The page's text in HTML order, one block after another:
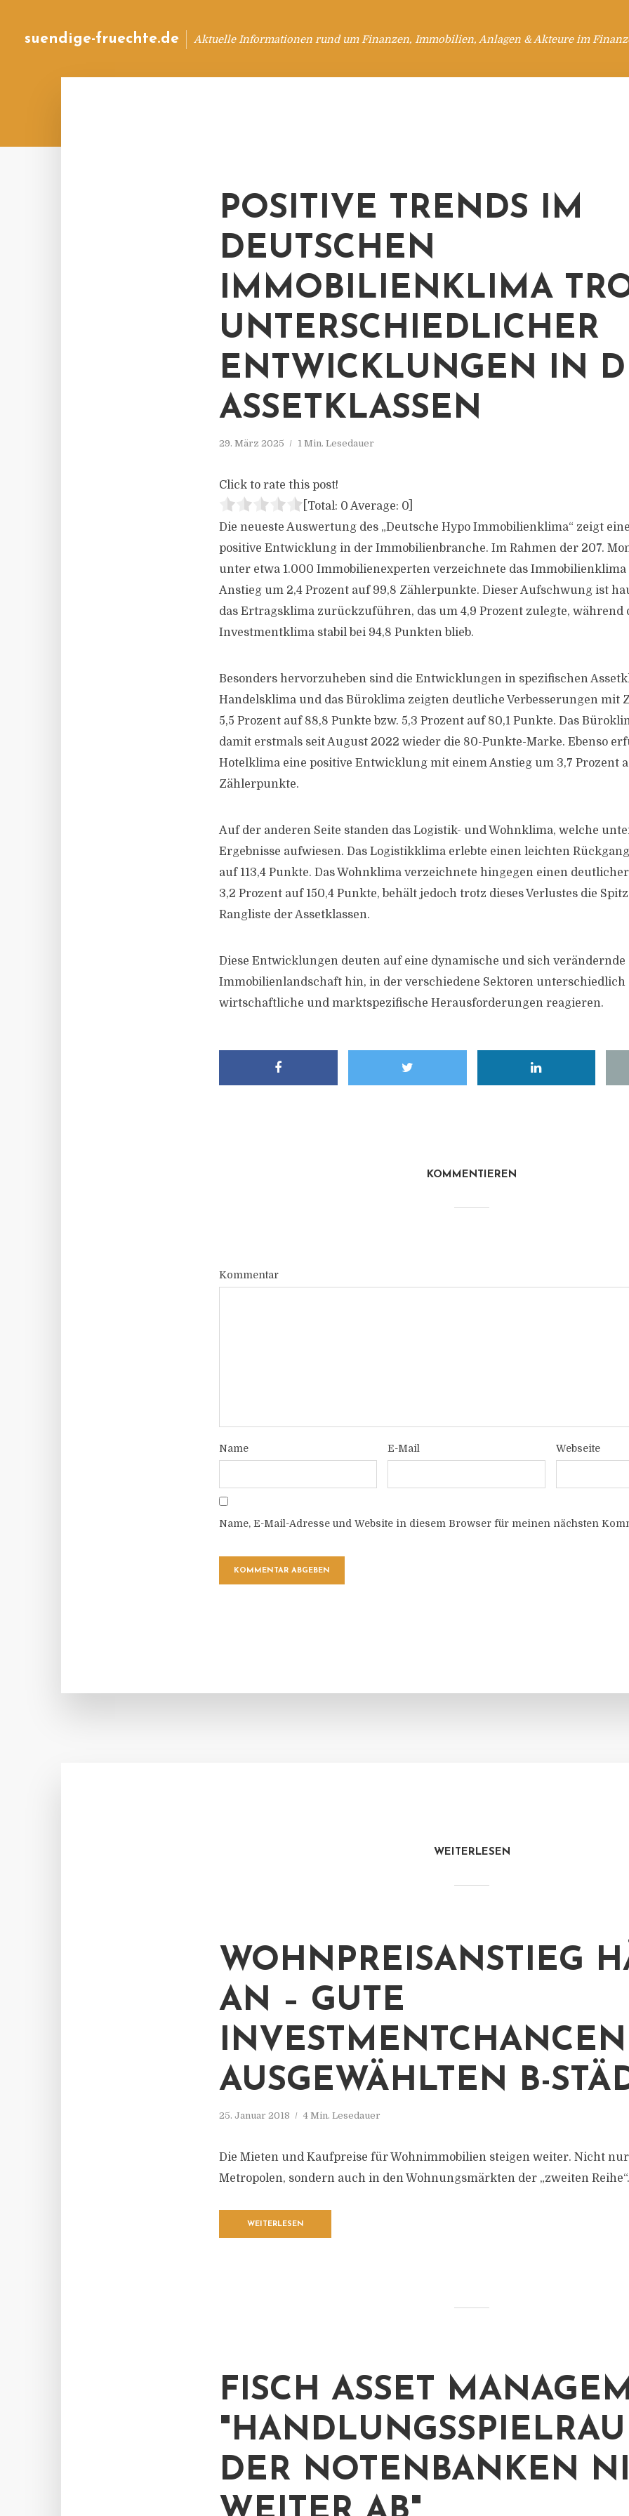
suendige-fruechte.de Aktuelle Informationen rund um Finanzen, Immobilien, Anlagen & Akteure im
POSITIVE TRENDS IM
DEUTSCHEN
IMMOBILIENKLIMA
UNTERSCHIEDLICHER
ENTWICKLUNGEN IN
ASSETKLASSEN
29. März 2025 1 Min. Lesedauer
Click to rate this post!
[Total: 0 Average: 0
Die neueste Auswertung des „Deutsche Hypo Immobilienklima“ zeigt
positive Entwicklung in der Immobilienbranche. Im Rahmen der 207.
unter etwa 1.000 Immobilienexperten verzeichnete das
Anstieg um 2,4 Prozent auf 99,8 Zählerpunkte. Dieser Aufschwung ist
das Ertragsklima zurückzuführen, das um 4,9 Prozent zulegte, während
Investmentklima stabil bei 94,8 Punkten blieb.
Besonders hervorzuheben sind die Entwicklungen in spezifischen
Handelsklima und das Büroklima zeigten deutliche Verbesserungen mit
5,5 Prozent auf 88,8 Punkte bzw. 5,3 Prozent auf 80,1 Punkte. Das
damit erstmals seit August 2022 wieder die 80-Punkte-Marke. Ebenso
Hotelklima eine positive Entwicklung mit einem Anstieg um 3,7 Prozent
Zählerpunkte.
Auf der anderen Seite standen das Logistik- und Wohnklima, welche
Ergebnisse aufwiesen. Das Logistikklima erlebte einen leichten
auf 113,4 Punkte. Das Wohnklima verzeichnete hingegen einen
3,2 Prozent auf 150,4 Punkte, behält jedoch trotz dieses Verlustes die
Rangliste der Assetklassen.
Diese Entwicklungen deuten auf eine dynamische und sich verändernde
Immobilienlandschaft hin, in der verschiedene Sektoren unterschiedlich
wirtschaftliche und marktspezifische Herausforderungen reagieren.
KOMMENTIEREN
Kommentar
Name E-Mail Webseite
Name, E-Mail-Adresse und Website in diesem Browser für meinen nächsten
WEITERLESEN
WOHNPREISANSTIEG
AN – GUTE
AUSGEWÄHLTEN B-
25. Januar 2018 4 Min. Lesedauer
Die Mieten und Kaufpreise für Wohnimmobilien steigen weiter. Nicht
Metropolen, sondern auch in den Wohnungsmärkten der „zweiten Reihe“.
WEITERLESEN
FISCH ASSET
DER NOTENBANKEN